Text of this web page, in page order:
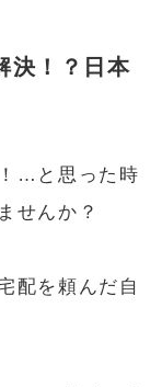
決！？日本
…と思った時
せんか？
配を頼んだ自